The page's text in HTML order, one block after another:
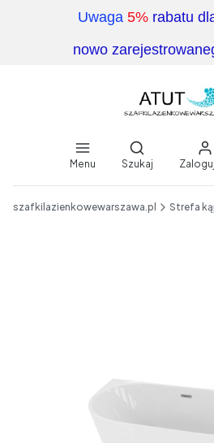
Uwaga 5% rabatu
nowo
Menu
Otwórz
Szukaj
szafkilazienkowewarszawa.pl Strefa